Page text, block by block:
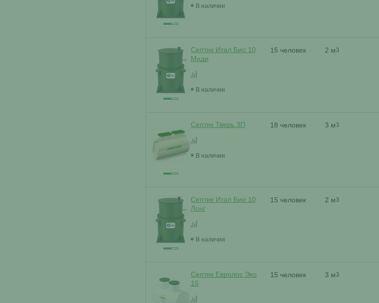
В наличии
Септик Итал Био 10
Миди
В наличии
15 человек 2 м3
Септик Тверь 3П
В наличии
18 человек 3 м3
Септик Итал Био 10
Лонг
В наличии
15 человек 2 м3
Септик Евролос Эко
15
15 человек 3 м3